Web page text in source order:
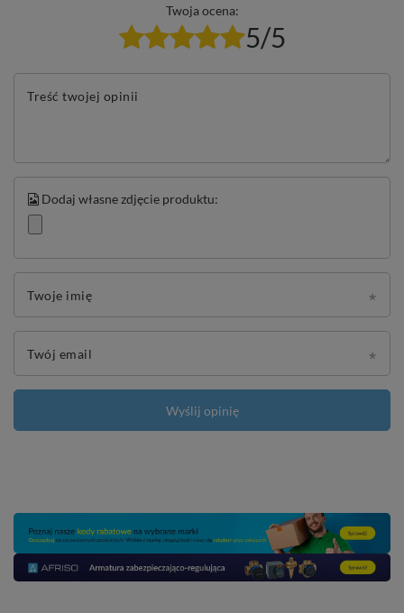
Twoja ocena:
5/5
Treść twojej opinii
Dodaj własne zdjęcie produktu:
Twoje imię
Twój email
Wyślij opinię